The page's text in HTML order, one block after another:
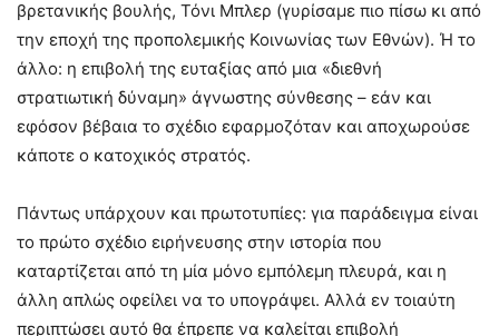
βρετανικής βουλής, Τόνι Μπλερ (γυρίσαμε πιο πίσω κι από
την εποχή της προπολεμικής Κοινωνίας των Εθνών). Ή το
άλλο: η επιβολή της ευταξίας από μια «διεθνή
στρατιωτική δύναμη» άγνωστης σύνθεσης – εάν και
εφόσον βέβαια το σχέδιο εφαρμοζόταν και αποχωρούσε
κάποτε ο κατοχικός στρατός.
Πάντως υπάρχουν και πρωτοτυπίες: για παράδειγμα είναι
το πρώτο σχέδιο ειρήνευσης στην ιστορία που
καταρτίζεται από τη μία μόνο εμπόλεμη πλευρά, και η
άλλη απλώς οφείλει να το υπογράψει. Αλλά εν τοιαύτη
περιπτώσει αυτό θα έπρεπε να καλείται επιβολή